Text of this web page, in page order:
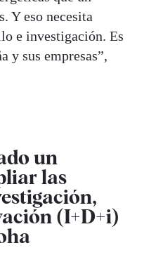
Y eso necesita
e investigación. Es
y sus empresas”,
un
las
(I+D+i)